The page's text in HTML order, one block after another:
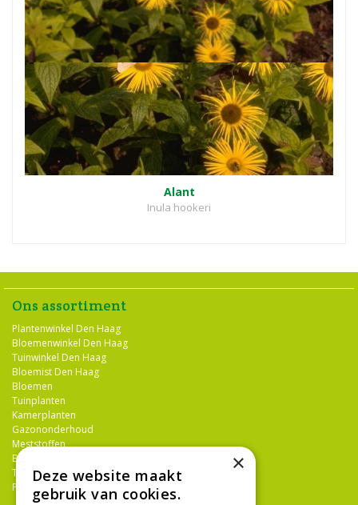
Alant
Inula hookeri
Ons assortiment
Plantenwinkel Den Haag
Bloemenwinkel Den Haag
Tuinwinkel Den Haag
Bloemist Den Haag
Bloemen
Tuinplanten
Kamerplanten
Gazononderhoud
Meststoffen
Bestrijdingsmiddelen
Tuingereedschap
Potterie
×
Deze website maakt
gebruik van cookies.